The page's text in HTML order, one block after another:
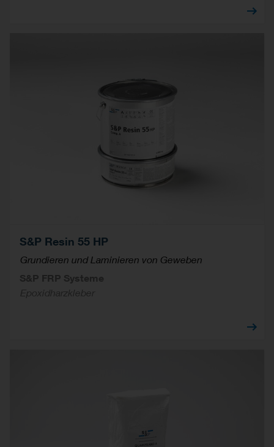
S&P Resin 55 HP
Grundieren und Laminieren von Geweben
S&P FRP Systeme
Epoxidharzkleber